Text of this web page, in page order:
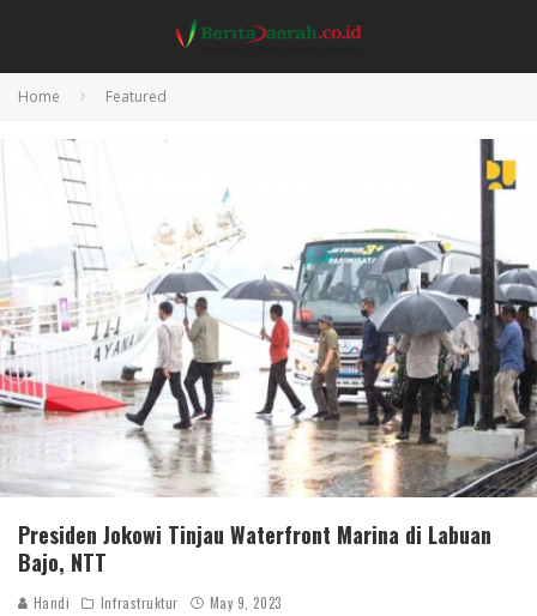
Home Featured
Presiden Jokowi Tinjau Waterfront Marina di Labuan
Bajo, NTT
Handi Infrastruktur May 9, 2023